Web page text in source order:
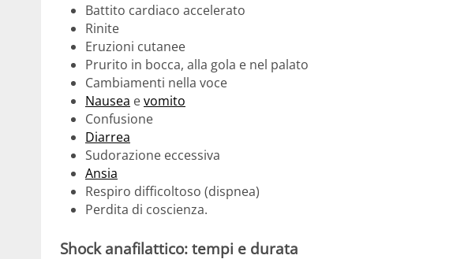
Battito cardiaco accelerato
Rinite
Eruzioni cutanee
Prurito in bocca, alla gola e nel palato
Cambiamenti nella voce
Nausea evomito
Confusione
Diarrea
Sudorazione eccessiva
Ansia
Respiro difficoltoso (dispnea)
Perdita di coscienza.
Shock anafilattico: tempi e durata